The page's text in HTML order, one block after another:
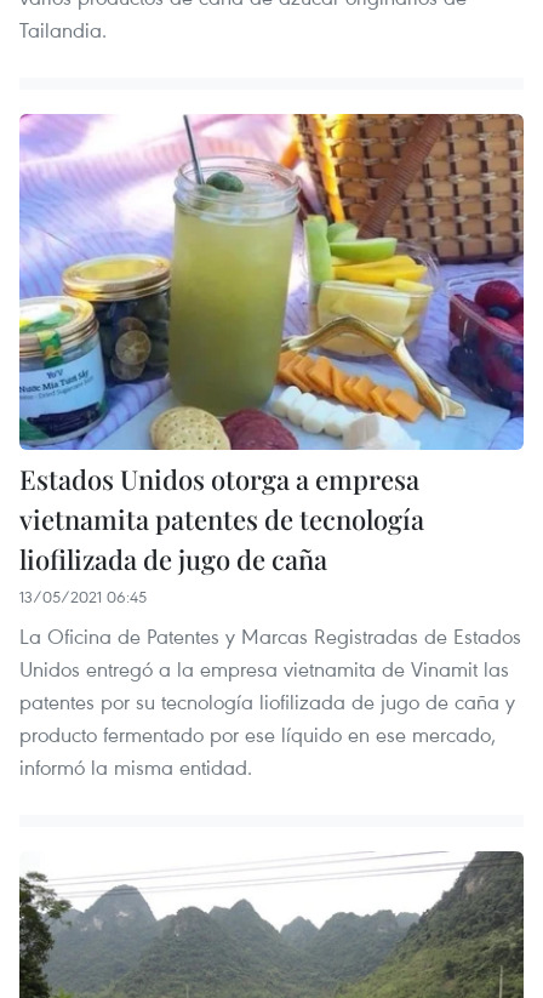
Tailandia.
Estados Unidos otorga a empresa
vietnamita patentes de tecnología
liofilizada de jugo de caña
13/05/2021 06:45
La Oficina de Patentes y Marcas Registradas de Estados
Unidos entregó a la empresa vietnamita de Vinamit las
patentes por su tecnología liofilizada de jugo de caña y
producto fermentado por ese líquido en ese mercado,
informó la misma entidad.